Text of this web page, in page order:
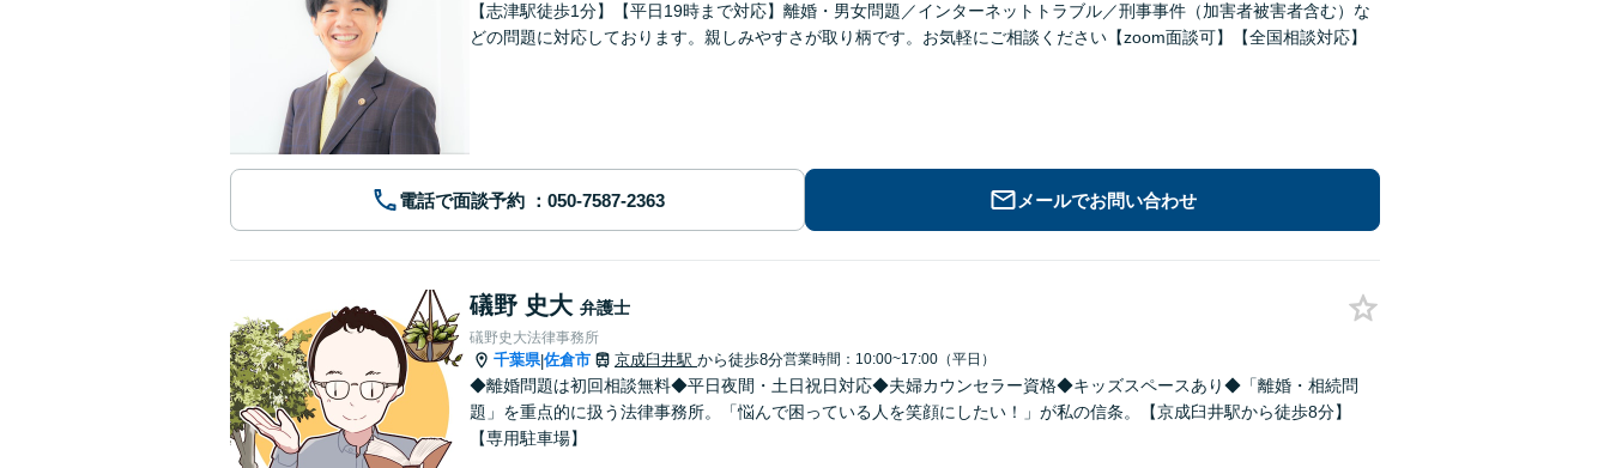
【志津駅徒歩1分】【平日19時まで対応】離婚・男女問題／インターネットトラブル／刑事事件（加害者被害者含む）な
どの問題に対応しております。親しみやすさが取り柄です。お気軽にご相談ください【zoom面談可】【全国相談対応】
電話で面談予約 メールでお問い合わせ
礒野 史大 弁護士
礒野史大法律事務所
千葉県|佐倉市 京成臼井駅 から徒歩8分営業時間：10:00~17:00（平日）
◆離婚問題は初回相談無料◆平日夜間・土日祝日対応◆夫婦カウンセラー資格◆キッズスペースあり◆「離婚・相続問
題」を重点的に扱う法律事務所。「悩んで困っている人を笑顔にしたい！」が私の信条。【京成臼井駅から徒歩8分】
【専用駐車場】